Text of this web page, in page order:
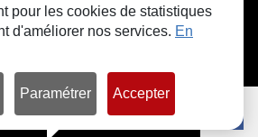
pour les cookies de statistiques
d'améliorer nos services. En
Paramétrer Accepter